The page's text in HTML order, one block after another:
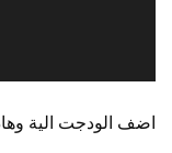
اضف الودجت الية